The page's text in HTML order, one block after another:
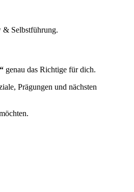
& Selbstführung.
genau das Richtige für dich.
Prägungen und nächsten